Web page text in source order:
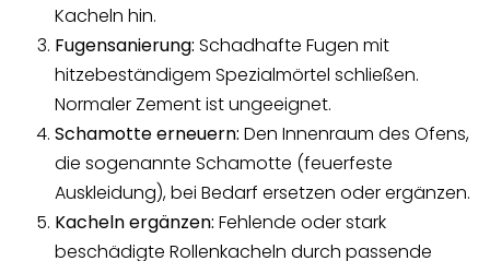
Kacheln hin.
Fugensanierung: Schadhafte Fugen mit
hitzebeständigem Spezialmörtel schließen.
Normaler Zement ist ungeeignet.
Schamotte erneuern: Den Innenraum des Ofens,
die sogenannte Schamotte (feuerfeste
Auskleidung), bei Bedarf ersetzen oder ergänzen.
Kacheln ergänzen: Fehlende oder stark
beschädigte Rollenkacheln durch passende